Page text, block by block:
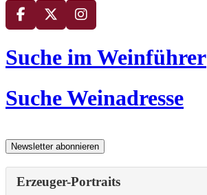
Suche im Weinführer
Suche Weinadresse
Erzeuger-Portraits